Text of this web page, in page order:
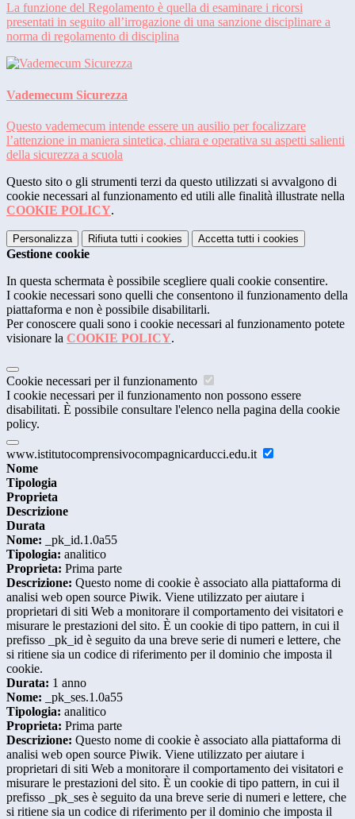
La funzione del Regolamento è quella di esaminare i ricorsi
presentati in seguito all’irrogazione di una sanzione disciplinare a
norma di regolamento di disciplina
Vademecum Sicurezza
Questo vademecum intende essere un ausilio per focalizzare
l’attenzione in maniera sintetica, chiara e operativa su aspetti salienti
della sicurezza a scuola
Questo sito o gli strumenti terzi da questo utilizzati si avvalgono di
cookie necessari al funzionamento ed utili alle finalità illustrate nella
COOKIE POLICY.
Personalizza Rifiuta tutti i cookies Accetta tutti i cookies
Gestione cookie
In questa schermata è possibile scegliere quali cookie consentire.
I cookie necessari sono quelli che consentono il funzionamento della
piattaforma e non è possibile disabilitarli.
Per conoscere quali sono i cookie necessari al funzionamento potete
visionare la COOKIE POLICY.
Cookie necessari per il funzionamento
I cookie necessari per il funzionamento non possono essere
disabilitati. È possibile consultare l'elenco nella pagina della cookie
policy.
www.istitutocomprensivocompagnicarducci.edu.it
Nome
Tipologia
Proprieta
Descrizione
Durata
Nome: _pk_id.1.0a55
Tipologia: analitico
Proprieta: Prima parte
Descrizione: Questo nome di cookie è associato alla piattaforma di
analisi web open source Piwik. Viene utilizzato per aiutare i
proprietari di siti Web a monitorare il comportamento dei visitatori e
misurare le prestazioni del sito. È un cookie di tipo pattern, in cui il
prefisso _pk_id è seguito da una breve serie di numeri e lettere, che
si ritiene sia un codice di riferimento per il dominio che imposta il
cookie.
Durata: 1 anno
Nome: _pk_ses.1.0a55
Tipologia: analitico
Proprieta: Prima parte
Descrizione: Questo nome di cookie è associato alla piattaforma di
analisi web open source Piwik. Viene utilizzato per aiutare i
proprietari di siti Web a monitorare il comportamento dei visitatori e
misurare le prestazioni del sito. È un cookie di tipo pattern, in cui il
prefisso _pk_ses è seguito da una breve serie di numeri e lettere, che
si ritiene sia un codice di riferimento per il dominio che imposta il